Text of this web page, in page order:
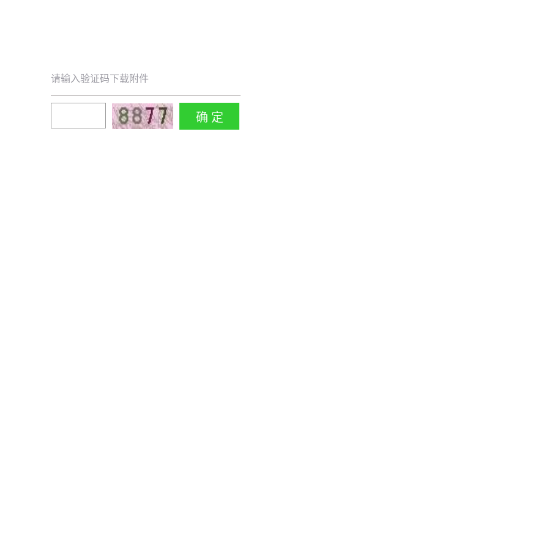
请输入验证码下载附件